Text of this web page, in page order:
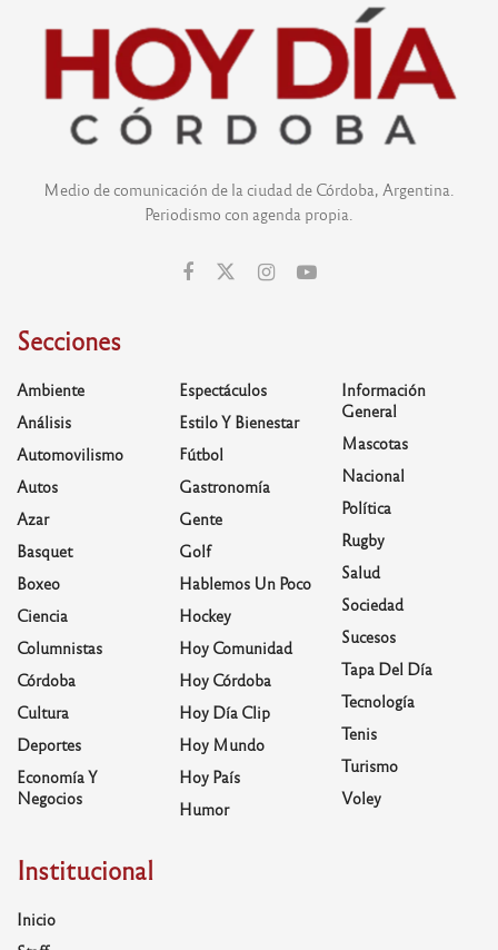
Medio de comunicación de la ciudad de Córdoba, Argentina.
Periodismo con agenda propia.
Secciones
Ambiente
Análisis
Automovilismo
Autos
Azar
Basquet
Boxeo
Ciencia
Columnistas
Córdoba
Cultura
Deportes
Economía Y
Negocios
Espectáculos
Estilo Y Bienestar
Fútbol
Gastronomía
Gente
Golf
Hablemos Un Poco
Hockey
Hoy Comunidad
Hoy Córdoba
Hoy Día Clip
Hoy Mundo
Hoy País
Humor
Información
General
Mascotas
Nacional
Política
Rugby
Salud
Sociedad
Sucesos
Tapa Del Día
Tecnología
Tenis
Turismo
Voley
Institucional
Inicio